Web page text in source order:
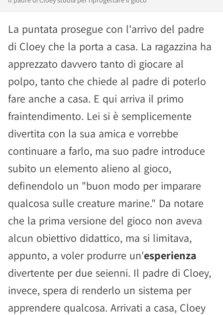
La puntata prosegue con l'arrivo del padre
di Cloey che la porta a casa. La ragazzina ha
apprezzato davvero tanto di giocare al
polpo, tanto che chiede al padre di poterlo
fare anche a casa. E qui arriva il primo
fraintendimento. Lei si è semplicemente
divertita con la sua amica e vorrebbe
continuare a farlo, ma suo padre introduce
subito un elemento alieno al gioco,
definendolo un "buon modo per imparare
qualcosa sulle creature marine." Da notare
che la prima versione del gioco non aveva
alcun obiettivo didattico, ma si limitava,
appunto, a voler produrre un'esperienza
divertente per due seienni. Il padre di Cloey,
invece, spera di renderlo un sistema per
apprendere qualcosa. Arrivati a casa, Cloey